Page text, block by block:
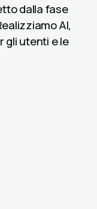
dalla fase
AI,
gli utenti e le